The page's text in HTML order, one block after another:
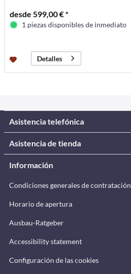
desde 599,00 € *
1 piezas disponibles de inmediato
Detalles
Asistencia telefónica
Asistencia de tienda
Información
Condiciones generales de contratación
Horario de apertura
Ausbau-Ratgeber
Accessibility statement
Configuración de las cookies